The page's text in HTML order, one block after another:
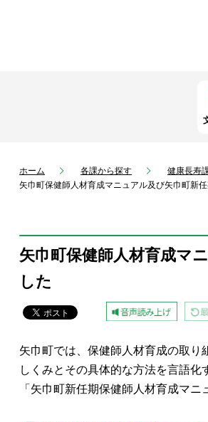
ホーム 各課から探す 健康長寿
矢巾町保健師人材育成マニュアル及び矢巾町新
矢巾町保健師人材育成マ
した
矢巾町では、保健師人材育成の取
しくみとその具体的な方法を言語
「矢巾町新任期保健師人材育成マニ